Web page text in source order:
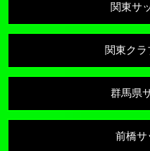
関東サ
関東ク
群馬県
前橋サ